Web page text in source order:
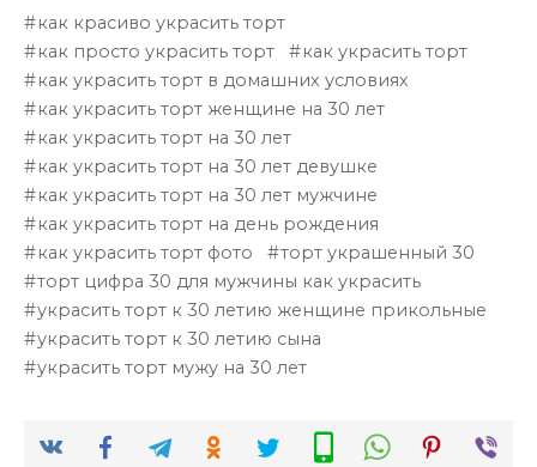
как красиво украсить торт
как просто украсить торт
как украсить торт
как украсить торт в домашних условиях
как украсить торт женщине на 30 лет
как украсить торт на 30 лет
как украсить торт на 30 лет девушке
как украсить торт на 30 лет мужчине
как украсить торт на день рождения
как украсить торт фото
торт украшенный 30
торт цифра 30 для мужчины как украсить
украсить торт к 30 летию женщине прикольные
украсить торт к 30 летию сына
украсить торт мужу на 30 лет